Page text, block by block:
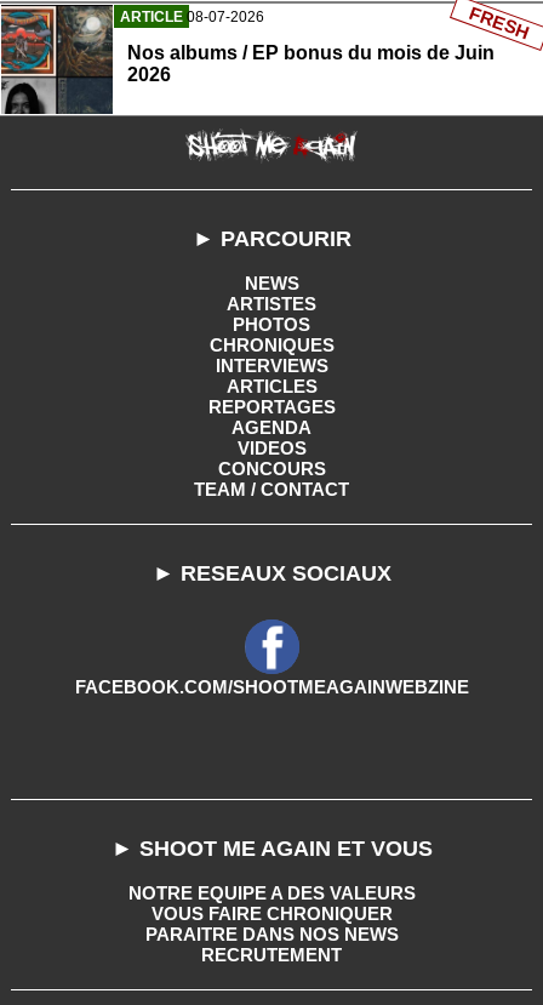
ARTICLE 08-07-2026
Nos albums / EP bonus du mois de Juin
2026
FRESH
► PARCOURIR
NEWS
ARTISTES
PHOTOS
CHRONIQUES
INTERVIEWS
ARTICLES
REPORTAGES
AGENDA
VIDEOS
CONCOURS
TEAM / CONTACT
► RESEAUX SOCIAUX
FACEBOOK.COM/SHOOTMEAGAINWEBZINE
► SHOOT ME AGAIN ET VOUS
NOTRE EQUIPE A DES VALEURS
VOUS FAIRE CHRONIQUER
PARAITRE DANS NOS NEWS
RECRUTEMENT